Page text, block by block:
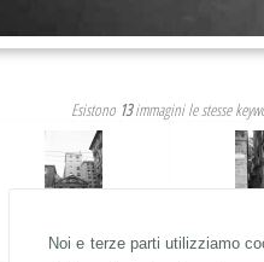
Noi e terze parti utilizziamo
Esistono 13immagini le stesse
CENTRO STORICO